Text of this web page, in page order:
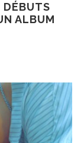
DÉBUTS
ALBUM